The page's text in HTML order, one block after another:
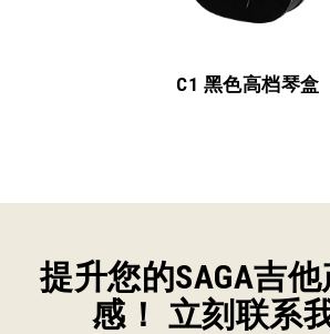
提升您的SAGA吉
感！ 立刻联系